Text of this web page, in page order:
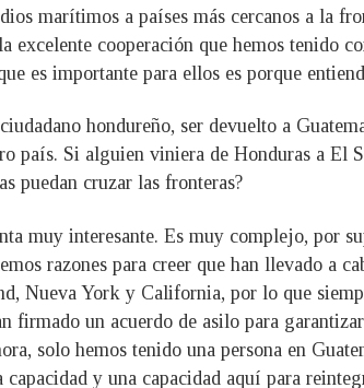
marítimos a países más cercanos a la
excelente cooperación que hemos tenido
es importante para ellos es porque
hondureño, ser devuelto a
país. Si alguien viniera de Honduras a El
puedan cruzar las fronteras?
muy interesante. Es muy complejo, por
razones para creer que han llevado a
Nueva York y California, por lo que
firmado un acuerdo de asilo para
solo hemos tenido una persona en
y una capacidad aquí para